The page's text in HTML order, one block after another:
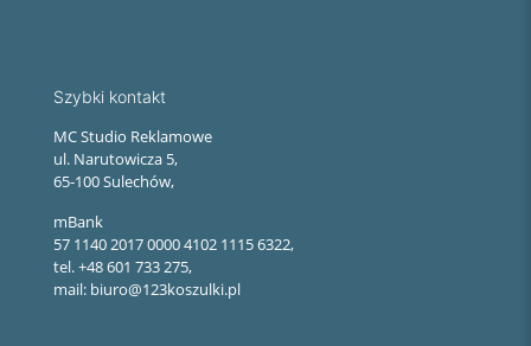
Szybki kontakt
MC Studio Reklamowe
ul. Narutowicza 5,
65-100 Sulechów,
mBank
57 1140 2017 0000 4102 1115 6322,
tel. +48 601 733 275,
mail: biuro@123koszulki.pl